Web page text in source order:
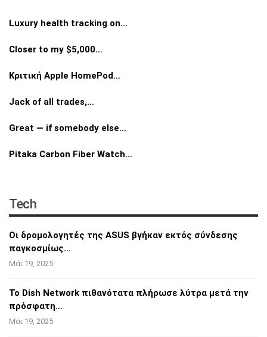
Luxury health tracking on…
Closer to my $5,000…
Κριτική Apple HomePod…
Jack of all trades,…
Great — if somebody else…
Pitaka Carbon Fiber Watch…
Tech
Οι δρομολογητές της ASUS βγήκαν εκτός σύνδεσης
παγκοσμίως…
Μάι 19, 2025
Το Dish Network πιθανότατα πλήρωσε λύτρα μετά την
πρόσφατη…
Μάι 19, 2025